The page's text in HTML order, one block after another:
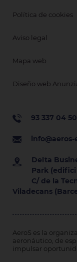
Política de cookies
Aviso legal
Mapa web
Diseño web
93 337 04 50
Delta
Park (edifici
C/ de la
Viladecans
AeroS es la
aeronáutico, de
impulsar